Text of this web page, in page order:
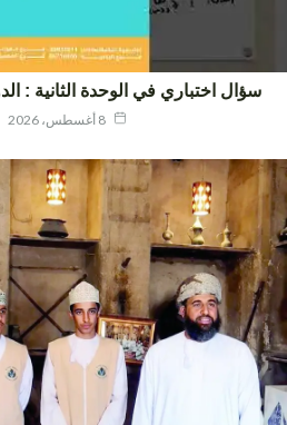
اختباري في الوحدة الثانية :